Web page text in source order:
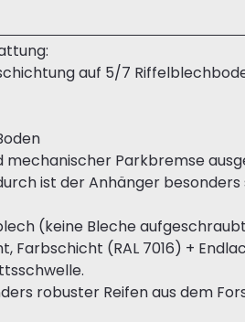
auf 5/7
Parkbremse
ist der Anhänger
(keine Bleche
Farbschicht (RAL 7016) +
robuster Reifen aus dem